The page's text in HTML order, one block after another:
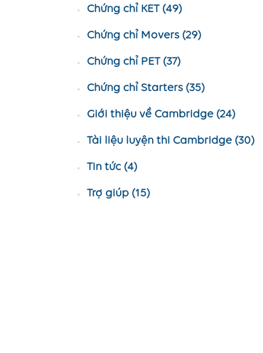
Chứng chỉ KET (49)
Chứng chỉ Movers (29)
Chứng chỉ PET (37)
Chứng chỉ Starters (35)
Giới thiệu về Cambridge (24)
Tài liệu luyện thi Cambridge (30)
Tin tức (4)
Trợ giúp (15)